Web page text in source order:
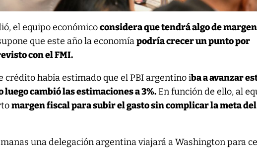
el equipo económicoconsidera que tendrá algo de
que este año la economíapodría crecer un punto por
con el FMI.
crédito había estimado que el PBI argentino iba a avanzar
luego cambió las estimaciones a 3%.En función de ello, al
margen fiscal para subir el gasto sin complicar la meta del
una delegación argentina viajará a Washington para